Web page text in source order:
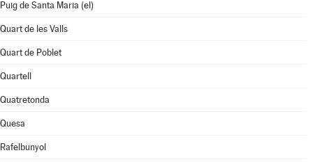
Puig de Santa Maria (el)
Quart de les Valls
Quart de Poblet
Quartell
Quatretonda
Quesa
Rafelbunyol